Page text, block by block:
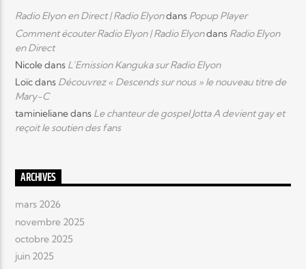
Radio Elyon en Direct | Radio Elyondans Popup Player
Comment écouter Radio Elyon | Radio Elyondans Radio Elyon
en Direct
Nicoledans L’Emission Kanguka sur Radio Elyon
Loïcdans Découvrez « Descends sur nous » le nouveau titre de
Mary-C
taminielianedans Le chanteur de gospel Jotta A devient gay et
reçoit le soutien des fans
ARCHIVES
mars 2026
novembre 2025
octobre 2025
juin 2025